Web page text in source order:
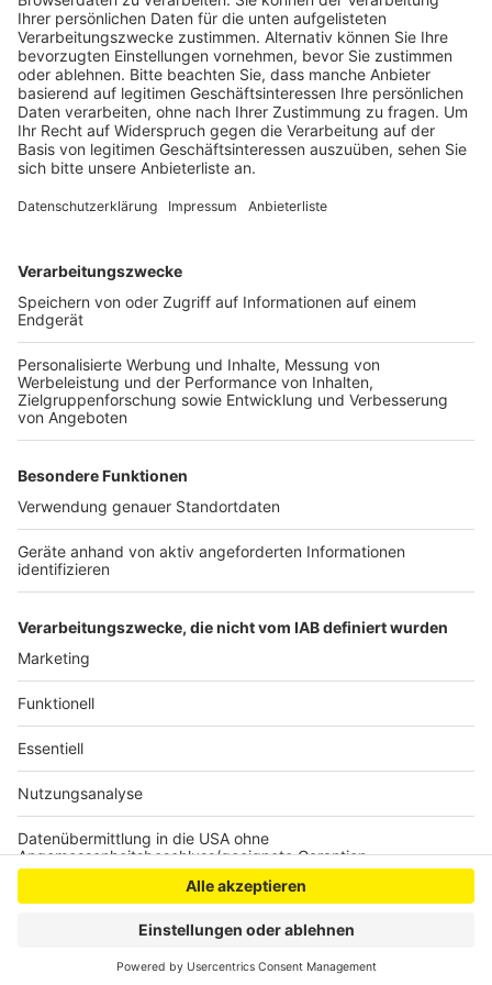
Anzeige
Veröffentlicht:Mittwoch, 26.08.2020 14:49
Anzeige
Sie wurde unter Ausschluss der Öffentlichkeit
seine eigene 2017 geborene Tochter bereits kurz nach
Unter Tränen hat auch der Bruder des Angeklagten
ausgesagt. Die Befragung des jüngeren Bruders gab
Einblicke in ein zerrüttetes Familienleben. Missbrauch
und Gewalt scheint sich dabei wie ein roter Faden
durch die Familiengeschichte zu ziehen. Schon die
gemeinsame Mutter war wahrscheinlich in ihrer
Kindheit selbst Opfer. Ein Großvater, der
Mittwochnachmittag – ebenfalls unter Ausschluss der
Öffentlichkeit – aussagen wird. Sie soll vom damals
Jugendlichen Angeklagten bereits als Kind
missbraucht worden sein.
Anzeige